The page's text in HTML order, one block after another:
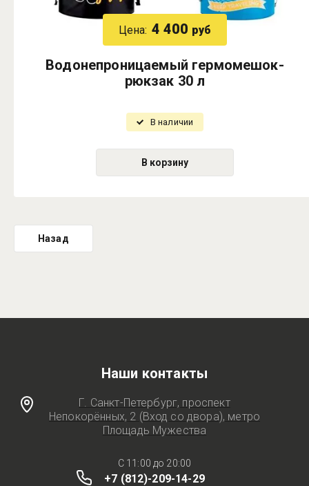
Цена: 4 400 руб
Водонепроницаемый гермомешок-
рюкзак 30 л
В наличии
В корзину
Назад
Наши контакты
Г. Санкт-Петербург, проспект
Непокорённых, 2 (Вход со двора), метро
Площадь Мужества
C 11:00 до 20:00
+7 (812)-209-14-29